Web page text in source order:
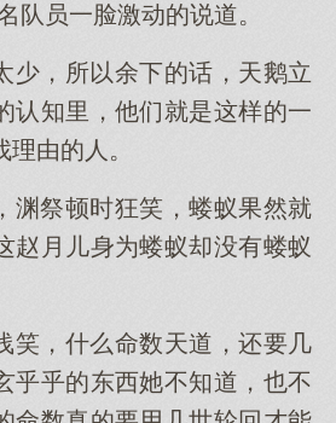
员一脸激动的说道。
少，所以余下的话，天鹅立
认知里，他们就是这样的一
由的人。
渊祭顿时狂笑，蝼蚁果然就
赵月儿身为蝼蚁却没有蝼蚁
笑，什么命数天道，还要几
乎乎的东西她不知道，也不